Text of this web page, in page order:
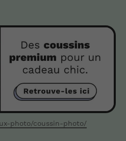
photo/coussin-photo/